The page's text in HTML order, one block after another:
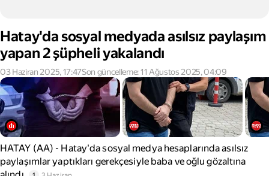
Hatay'da sosyal medyada asılsız paylaşım
yapan 2 şüpheli yakalandı
03 Haziran 2025, 17:47Son güncelleme: 11 Ağustos 2025, 04:09
HATAY (AA) - Hatay'da sosyal medya hesaplarında asılsız
paylaşımlar yaptıkları gerekçesiyle baba ve oğlu gözaltına